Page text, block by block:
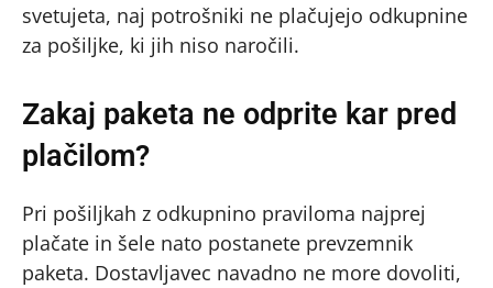
svetujeta, naj potrošniki ne plačujejo odkupnine
za pošiljke, ki jih niso naročili.
Zakaj paketa ne odprite kar pred
plačilom?
Pri pošiljkah z odkupnino praviloma najprej
plačate in šele nato postanete prevzemnik
paketa. Dostavljavec navadno ne more dovoliti,